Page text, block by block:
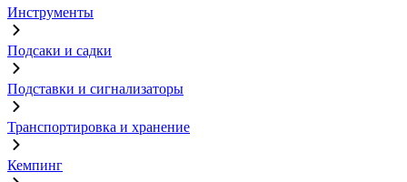
Инструменты
Подсаки и садки
Подставки и сигнализаторы
Транспортировка и хранение
Кемпинг